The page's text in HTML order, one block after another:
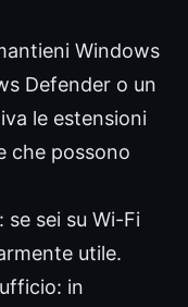
Windows
Defender o un
le estensioni
che possono
se sei su Wi-Fi
utile.
in